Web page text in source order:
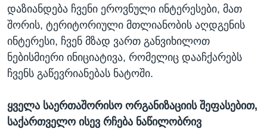
დაზიანდება ჩვენი ეროვნული ინტერესები, მათ
შორის, ტერიტორიული მთლიანობის აღდგენის
ინტერესი, ჩვენ მზად ვართ განვიხილოთ
ნებისმიერი ინიციატივა, რომელიც დააჩქარებს
ჩვენს გაწევრიანებას ნატოში.
ყველა საერთაშორისო ორგანიზაციის შეფასებით,
საქართველო ისევ რჩება ნაწილობრივ